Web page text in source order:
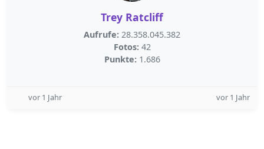
Trey Ratcliff
Aufrufe: 28.358.045.382
Fotos: 42
Punkte: 1.686
vor 1 Jahr vor 1 Jahr